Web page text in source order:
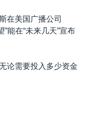
在美国广播公司
”能在“未来几天”宣布
论需要投入多少资金